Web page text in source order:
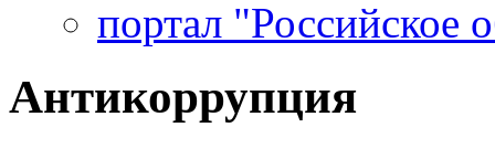
портал "Российское
Антикоррупция